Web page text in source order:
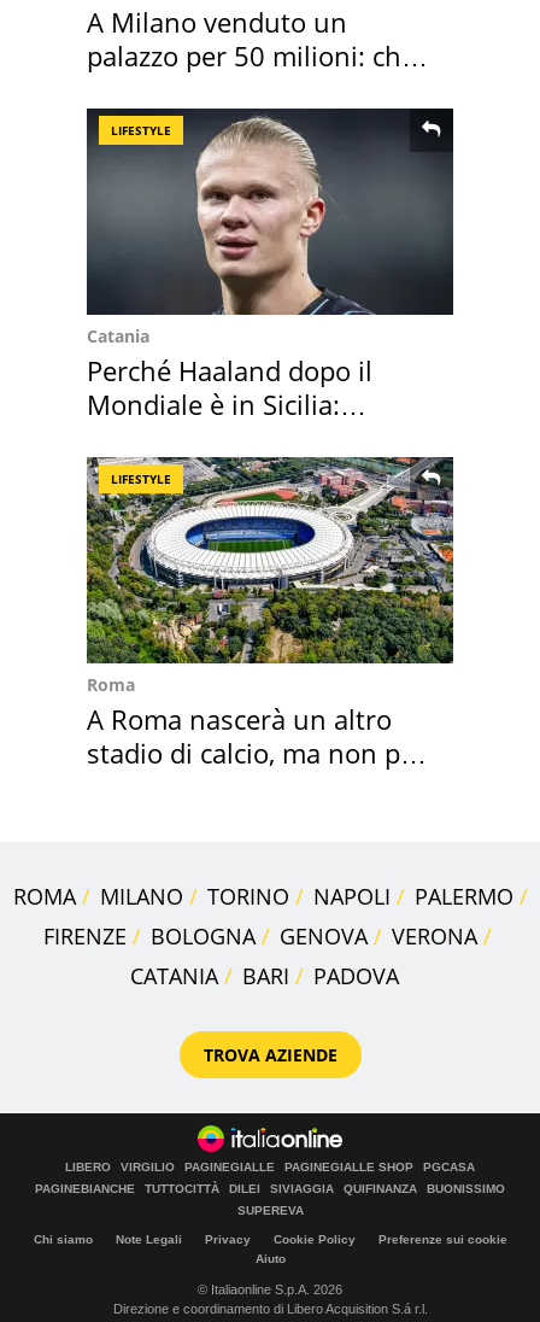
A Milano venduto un
palazzo per 50 milioni: chi
LIFESTYLE
Catania
Perché Haaland dopo il
Mondiale è in Sicilia:
LIFESTYLE
Roma
A Roma nascerà un altro
stadio di calcio, ma non per
ROMA MILANO TORINO NAPOLI
PALERMO
FIRENZE
BOLOGNA GENOVA
VERONA
CATANIA
BARI PADOVA
TROVA AZIENDE
LIBERO VIRGILIO PAGINEGIALLE PAGINEGIALLE SHOP
PGCASA
PAGINEBIANCHE
TUTTOCITTÀ DILEI SIVIAGGIA QUIFINANZA
BUONISSIMO
SUPEREVA
Chi siamo Note Legali Privacy Cookie Policy
Preferenze sui cookie
Aiuto
© Italiaonline S.p.A. 2026
Direzione e coordinamento di Libero Acquisition S.á r.l.